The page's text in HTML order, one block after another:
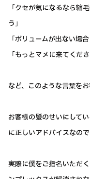
「クセが気になるなら縮
う」
「ボリュームが出ない場
「もっとマメに来てくださ
など、このような言葉を
お客様の髪のせいにして
に正しいアドバイスなの
実際に僕をご指名いただ